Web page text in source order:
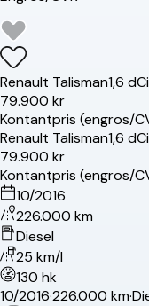
Renault Talisman1,6
79.900 kr
Kontantpris (engros/
Renault Talisman1,6
79.900 kr
Kontantpris (engros/
10/2016
226.000 km
Diesel
25 km/l
130 hk
10/2016·226.000 km·